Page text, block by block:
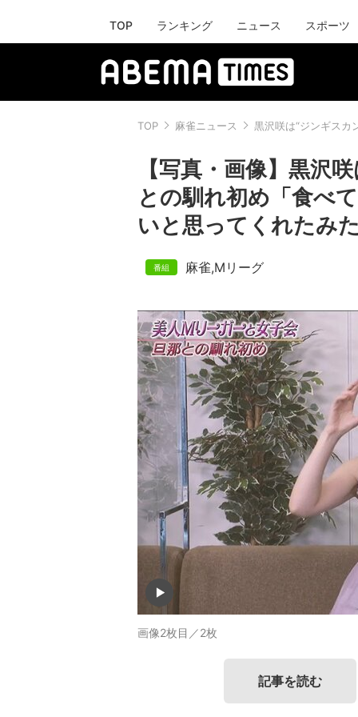
TOP ランキング ニュース スポーツ
TOP 麻雀ニュース 黒沢咲は“ジンギスカ
【写真・画像】黒沢
との馴れ初め「食べ
いと思ってくれたみ
麻雀,Mリーグ
画像2枚目／2枚
記事を読む